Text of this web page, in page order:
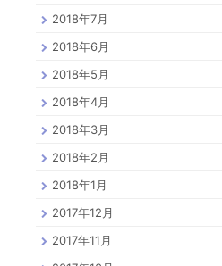
2018年7月
2018年6月
2018年5月
2018年4月
2018年3月
2018年2月
2018年1月
2017年12月
2017年11月